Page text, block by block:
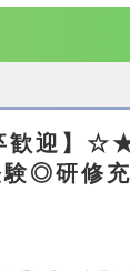
歓迎】
験◎研修